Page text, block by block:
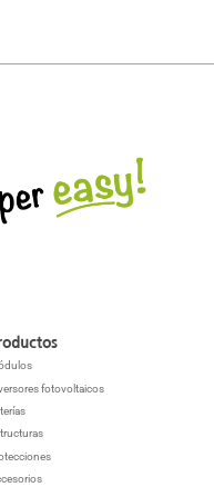
fotovoltaicos